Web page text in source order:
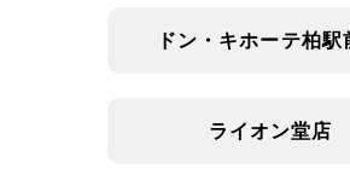
ドン・キホーテ柏駅
ライオン堂店